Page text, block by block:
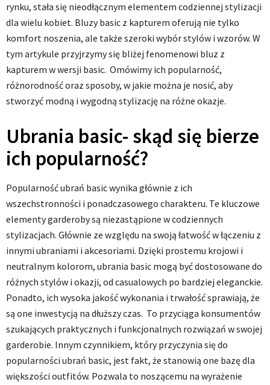
rynku, stała się nieodłącznym elementem codziennej stylizacji
dla wielu kobiet. Bluzy basic z kapturem oferują nie tylko
komfort noszenia, ale także szeroki wybór stylów i wzorów. W
tym artykule przyjrzymy się bliżej fenomenowi bluz z
kapturem w wersji basic. Omówimy ich popularność,
różnorodność oraz sposoby, w jakie można je nosić, aby
stworzyć modną i wygodną stylizację na różne okazje.
Ubrania basic- skąd się bierze
ich popularność?
Popularność ubrań basic wynika głównie z ich
wszechstronności i ponadczasowego charakteru. Te kluczowe
elementy garderoby są niezastąpione w codziennych
stylizacjach. Głównie ze względu na swoją łatwość w łączeniu z
innymi ubraniami i akcesoriami. Dzięki prostemu krojowi i
neutralnym kolorom, ubrania basic mogą być dostosowane do
różnych stylów i okazji, od casualowych po bardziej eleganckie.
Ponadto, ich wysoka jakość wykonania i trwałość sprawiają, że
są one inwestycją na dłuższy czas. To przyciąga konsumentów
szukających praktycznych i funkcjonalnych rozwiązań w swojej
garderobie. Innym czynnikiem, który przyczynia się do
popularności ubrań basic, jest fakt, że stanowią one bazę dla
większości outfitów. Pozwala to noszącemu na wyrażenie